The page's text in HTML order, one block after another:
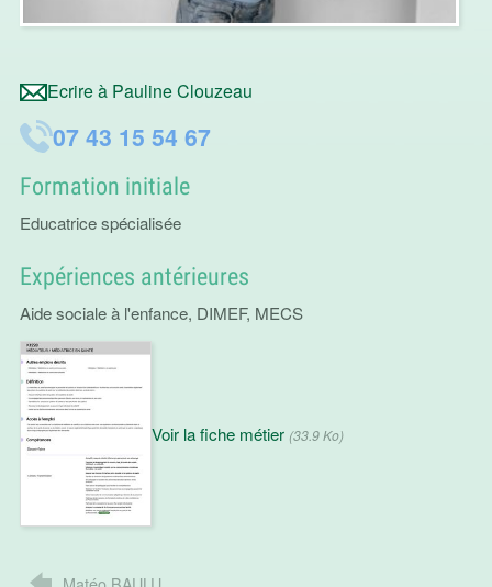
Ecrire à Pauline Clouzeau
07 43 15 54 67
Formation initiale
Educatrice spécialisée
Expériences antérieures
Aide sociale à l'enfance, DIMEF, MECS
Voir la fiche métier (33.9 Ko)